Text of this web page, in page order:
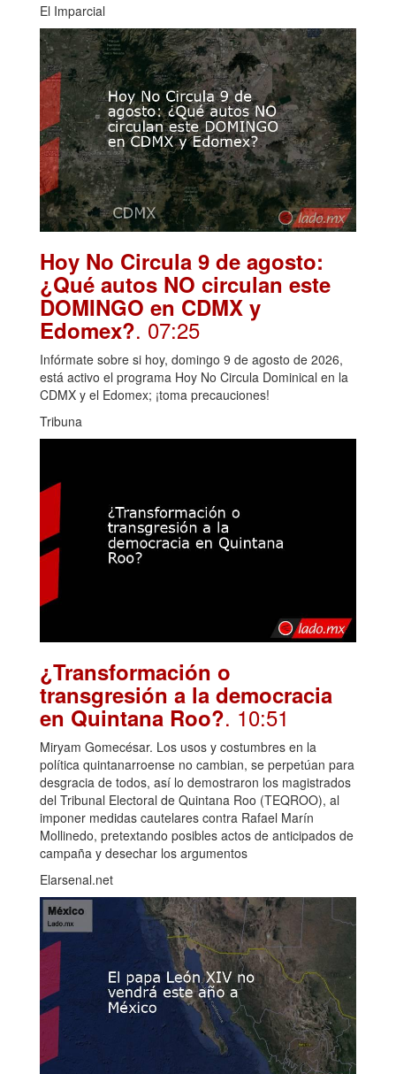
El Imparcial
Hoy No Circula 9 de agosto:
¿Qué autos NO circulan este
DOMINGO en CDMX y
Edomex?. 07:25
Infórmate sobre si hoy, domingo 9 de agosto de 2026,
está activo el programa Hoy No Circula Dominical en la
CDMX y el Edomex; ¡toma precauciones!
Tribuna
¿Transformación o
transgresión a la democracia
en Quintana Roo?. 10:51
Miryam Gomecésar. Los usos y costumbres en la
política quintanarroense no cambian, se perpetúan para
desgracia de todos, así lo demostraron los magistrados
del Tribunal Electoral de Quintana Roo (TEQROO), al
imponer medidas cautelares contra Rafael Marín
Mollinedo, pretextando posibles actos de anticipados de
campaña y desechar los argumentos
Elarsenal.net